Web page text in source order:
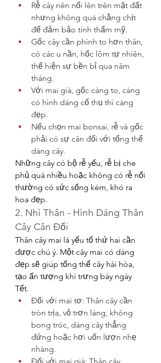
Rễ cây nên nổi lên trên mặt đất
nhưng không quá chằng chịt
để đảm bảo tính thẩm mỹ.
Gốc cây cần phình to hơn thân,
có các u nần, hốc lõm tự nhiên,
thể hiện sự bền bỉ qua năm
tháng.
Với mai già, gốc càng to, càng
có hình dáng cổ thụ thì càng
đẹp.
Nếu chọn mai bonsai, rễ và gốc
phải có sự cân đối với tổng thể
dáng cây.
Những cây có bộ rễ yếu, rễ bị che
phủ quá nhiều hoặc không có rễ nổi
thường có sức sống kém, khó ra
hoa đẹp.
2. Nhì Thân - Hình Dáng Thân
Cây Cân Đối
Thân cây mai là yếu tố thứ hai cần
được chú ý. Một cây mai có dáng
đẹp sẽ giúp tổng thể cây hài hòa,
tạo ấn tượng khi trưng bày ngày
Tết.
Đối với mai tơ: Thân cây cần
tròn trịa, vỏ trơn láng, không
bong tróc, dáng cây thẳng
đứng hoặc hơi uốn lượn nhẹ
nhàng.